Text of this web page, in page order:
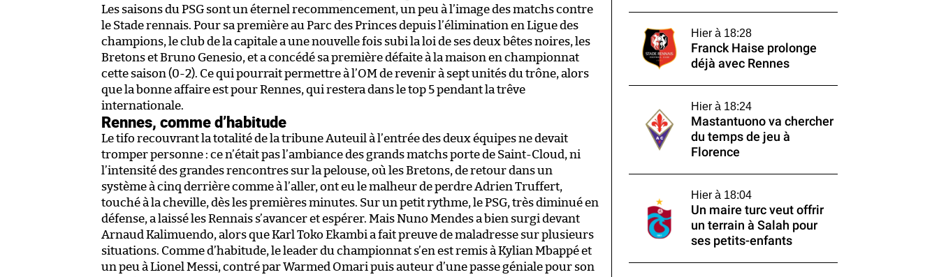
Les saisons du PSG sont un éternel recommencement, un peu à l’image des matchs contre
le Stade rennais. Pour sa première au Parc des Princes depuis l’élimination en Ligue des
champions, le club de la capitale a une nouvelle fois subi la loi de ses deux bêtes noires, les
Bretons et Bruno Genesio, et a concédé sa première défaite à la maison en championnat
cette saison (0-2). Ce qui pourrait permettre à l’OM de revenir à sept unités du trône, alors
que la bonne affaire est pour Rennes, qui restera dans le top 5 pendant la trêve
internationale.
Rennes, comme d’habitude
Le tifo recouvrant la totalité de la tribune Auteuil à l’entrée des deux équipes ne devait
tromper personne : ce n’était pas l’ambiance des grands matchs porte de Saint-Cloud, ni
l’intensité des grandes rencontres sur la pelouse, où les Bretons, de retour dans un
système à cinq derrière comme à l’aller, ont eu le malheur de perdre Adrien Truffert,
touché à la cheville, dès les premières minutes. Sur un petit rythme, le PSG, très diminué en
défense, a laissé les Rennais s’avancer et espérer. Mais Nuno Mendes a bien surgi devant
Arnaud Kalimuendo, alors que Karl Toko Ekambi a fait preuve de maladresse sur plusieurs
situations. Comme d’habitude, le leader du championnat s’en est remis à Kylian Mbappé et
un peu à Lionel Messi, contré par Warmed Omari puis auteur d’une passe géniale pour son
Hier à 18:28
Franck Haise prolonge
déjà avec Rennes
Hier à 18:24
Mastantuono va chercher
du temps de jeu à
Florence
Hier à 18:04
Un maire turc veut offrir
un terrain à Salah pour
ses petits-enfants